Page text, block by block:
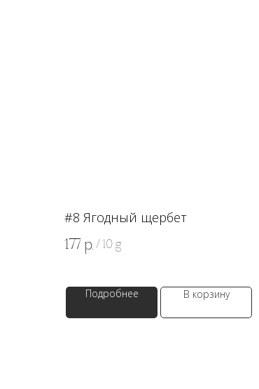
#8 Ягодный щербет
177 р. / 10 g
Подробнее В корзину
OZON